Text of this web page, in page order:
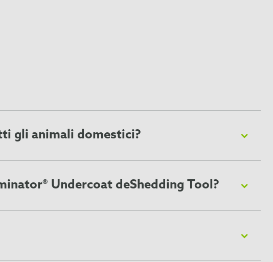
gli animali domestici?
Undercoat deShedding Tool?
mentre la protezione Skin Guard® lo fa scivolare sulla cute